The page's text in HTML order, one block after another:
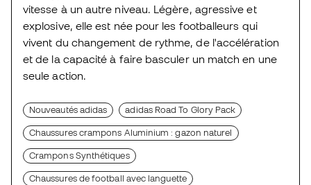
vitesse à un autre niveau. Légère, agressive et
explosive, elle est née pour les footballeurs qui
vivent du changement de rythme, de l'accélération
et de la capacité à faire basculer un match en une
seule action.
Nouveautés adidas adidas Road To Glory Pack
Chaussures crampons Aluminium : gazon naturel
Crampons Synthétiques
Chaussures de football avec languette